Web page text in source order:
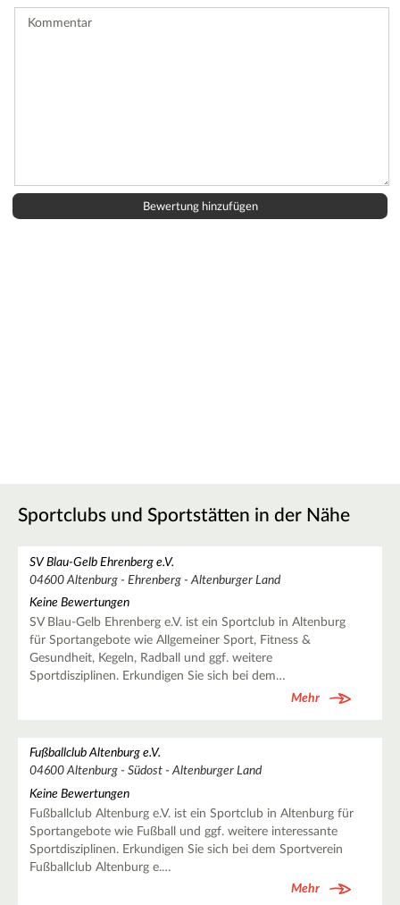
Sportclubs und Sportstätten in der Nähe
SV Blau-Gelb Ehrenberg e.V.
04600 Altenburg - Ehrenberg - Altenburger Land
Keine Bewertungen
SV Blau-Gelb Ehrenberg e.V. ist ein Sportclub in Altenburg
für Sportangebote wie Allgemeiner Sport, Fitness &
Gesundheit, Kegeln, Radball und ggf. weitere
Sportdisziplinen. Erkundigen Sie sich bei dem…
Mehr
Fußballclub Altenburg e.V.
04600 Altenburg - Südost - Altenburger Land
Keine Bewertungen
Fußballclub Altenburg e.V. ist ein Sportclub in Altenburg für
Sportangebote wie Fußball und ggf. weitere interessante
Sportdisziplinen. Erkundigen Sie sich bei dem Sportverein
Fußballclub Altenburg e.…
Mehr